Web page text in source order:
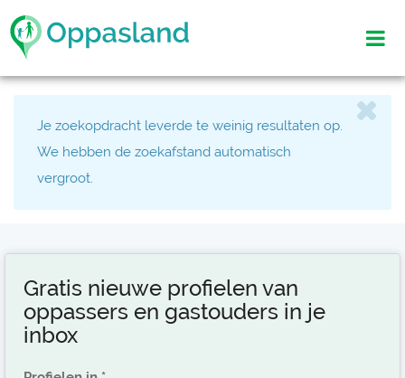
Je zoekopdracht leverde te weinig resultaten op.
We hebben de zoekafstand automatisch
vergroot.
Gratis nieuwe profielen van
oppassers en gastouders in je
inbox